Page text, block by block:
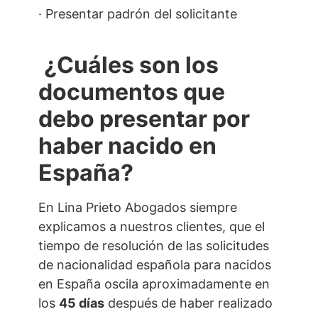
· Presentar padrón del solicitante
¿Cuáles son los
documentos que
debo presentar por
haber nacido en
España?
En Lina Prieto Abogados siempre
explicamos a nuestros clientes, que el
tiempo de resolución de las solicitudes
de nacionalidad española para nacidos
en España oscila aproximadamente en
los 45 días después de haber realizado